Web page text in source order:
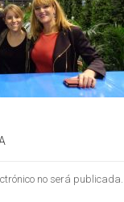
no será publicada.